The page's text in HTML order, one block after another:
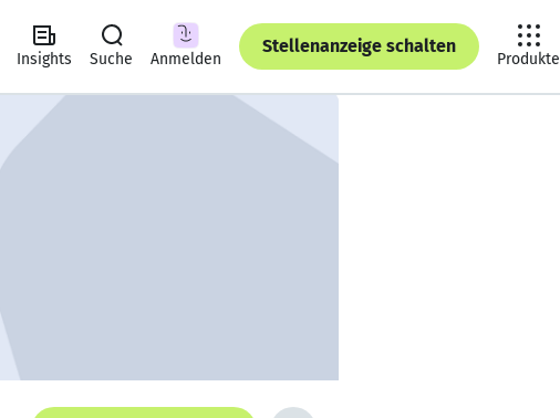
Insights Suche Anmelden
Stellenanzeige schalten
Produkte